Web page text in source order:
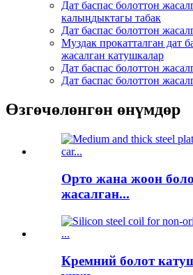
Дат баспас болоттон
калыңдыктагы табак
Дат баспас болоттон
Муздак прокатталган дат
жасалган катушкалар
Дат баспас болоттон
Дат баспас болоттон
Өзгөчөлөнгөн өнүмдөр
Орто жана жоон
жасалган...
Кремний болот